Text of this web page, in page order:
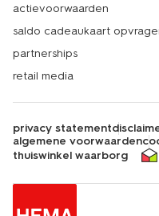
actievoorwaarden
saldo cadeaukaart
partnerships
retail media
privacy statement
algemene voorwaarden
thuiswinkel waarborg